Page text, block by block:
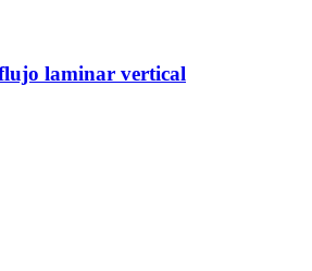
laminar vertical